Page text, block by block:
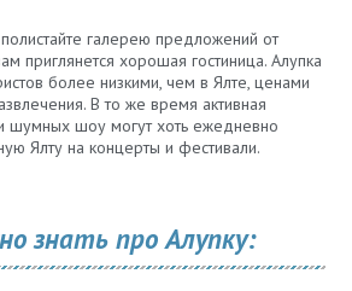
галерею предложений от
приглянется хорошая гостиница. Алупка
более низкими, чем в Ялте, ценами
В то же время активная
шумных шоу могут хоть ежедневно
Ялту на концерты и фестивали.
знать про Алупку: